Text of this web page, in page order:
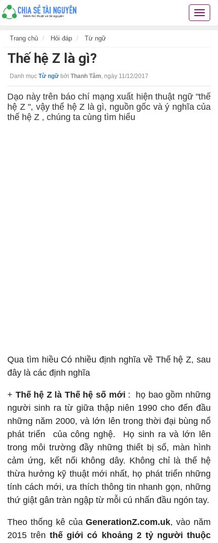
Chia
sống
các
thủ
Trang chủ Hỏi đáp Từ ngữ
Thế hệ Z là gì?
Danh mục Từ ngữ bởi Thanh Tâm, ngày 11/12/2017
Dạo này trên báo chí mạng xuất hiện thuật ngữ "thế
hệ Z ", vậy thể hệ Z là gì, nguồn gốc và ý nghĩa của
thế hệ Z , chúng ta cùng tìm hiểu
Qua tìm hiều Có nhiều định nghĩa về Thế hệ Z, sau
đây là các định nghĩa
+ Thế hệ Z là Thế hệ số mới : họ bao gồm những
người sinh ra từ giữa thập niên 1990 cho đến đầu
những năm 2000, và lớn lên trong thời đại bùng nổ
phát triển của công nghệ. Họ sinh ra và lớn lên
trong môi trường đầy những thiết bị số, màn hình
cảm ứng, kết nối không dây. Không chỉ là thế hệ
thừa hưởng kỹ thuật mới nhất, họ phát triển những
tính cách mới, ưa thích thông tin nhanh gọn, những
thứ giật gân tràn ngập từ mỗi cú nhấn đầu ngón tay.
Theo thống kê củaGenerationZ.com.uk, vào năm
2015 trênthế giới có khoảng 2 tỷ người thuộc